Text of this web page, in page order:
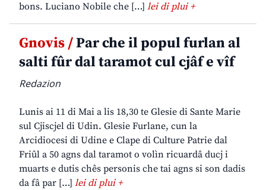
bons. Luciano Nobile che […] lei di plui +
Gnovis /Par che il popul furlan al
salti fûr dal taramot cul cjâf e vîf
Redazion
Lunis ai 11 di Mai a lis 18,30 te Glesie di Sante Marie
sul Cjiscjel di Udin. Glesie Furlane, cun la
Arcidiocesi di Udine e Clape di Culture Patrie dal
Friûl a 50 agns dal taramot o volìn ricuardâ ducj i
muarts e dutis chês personis che tai agns si son dadis
da fâ par […] lei di plui +